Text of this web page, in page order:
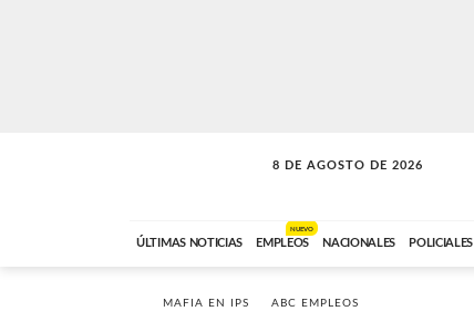
8 DE AGOSTO DE 2026
SOLO MÚSICA
ÚLTIMAS NOTICIAS EMPLEOS
NUEVO
NACIONALES POLICIALES
MAFIA EN IPS ABC EMPLEOS